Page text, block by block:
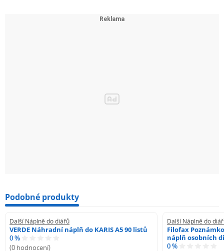
Podobné produkty
Další Náplně do diářů
VERDE Náhradní náplň do KARIS A5 90 listů
0 %
(0 hodnocení)
Další Náplně do
Filofax
náplň osobních
0 %